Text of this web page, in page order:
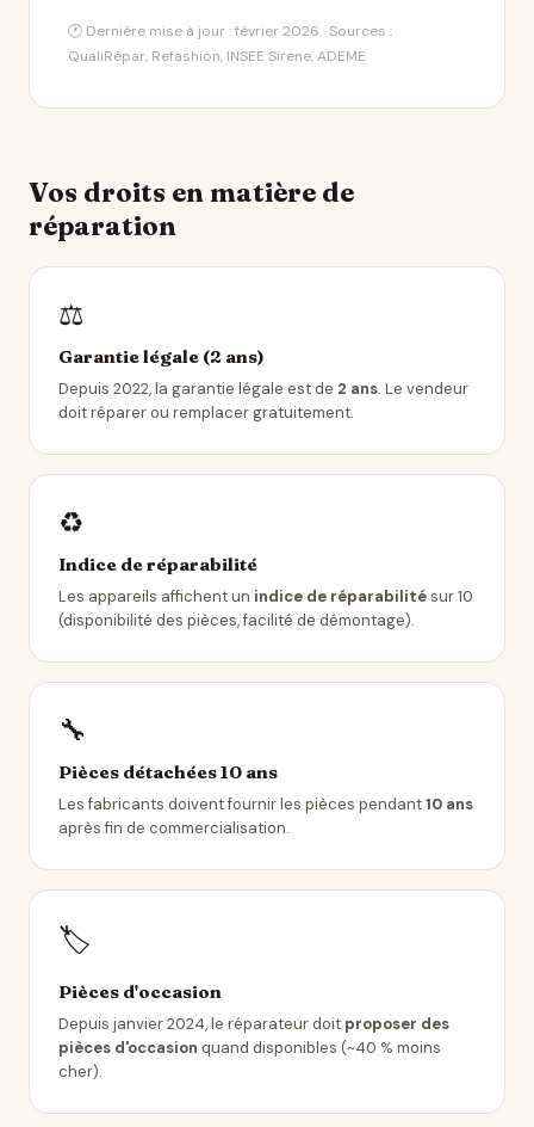
🕐 Dernière mise à jour : février 2026 · Sources :
QualiRépar, Refashion, INSEE Sirene, ADEME
Vos droits en matière de
réparation
⚖️
Garantie légale (2 ans)
Depuis 2022, la garantie légale est de 2 ans. Le vendeur
doit réparer ou remplacer gratuitement.
♻️
Indice de réparabilité
Les appareils affichent un indice de réparabilitésur 10
(disponibilité des pièces, facilité de démontage).
🔧
Pièces détachées 10 ans
Les fabricants doivent fournir les pièces pendant10 ans
après fin de commercialisation.
🏷️
Pièces d'occasion
Depuis janvier 2024, le réparateur doit proposer des
pièces d'occasion quand disponibles (~40 % moins
cher).